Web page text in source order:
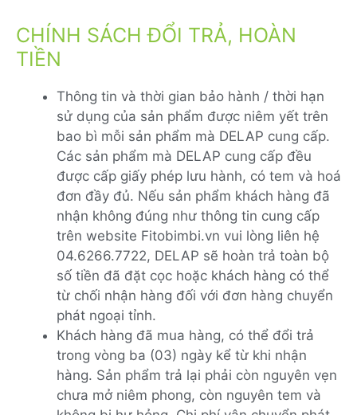
CHÍNH SÁCH ĐỔI TRẢ, HOÀN
TIỀN
Thông tin và thời gian bảo hành / thời hạn
sử dụng của sản phẩm được niêm yết trên
bao bì mỗi sản phẩm mà DELAP cung cấp.
Các sản phẩm mà DELAP cung cấp đều
được cấp giấy phép lưu hành, có tem và hoá
đơn đầy đủ. Nếu sản phẩm khách hàng đã
nhận không đúng như thông tin cung cấp
trên website Fitobimbi.vn vui lòng liên hệ
04.6266.7722, DELAP sẽ hoàn trả toàn bộ
số tiền đã đặt cọc hoặc khách hàng có thể
từ chối nhận hàng đối với đơn hàng chuyển
phát ngoại tỉnh.
Khách hàng đã mua hàng, có thể đổi trả
trong vòng ba (03) ngày kể từ khi nhận
hàng. Sản phẩm trả lại phải còn nguyên vẹn
chưa mở niêm phong, còn nguyên tem và